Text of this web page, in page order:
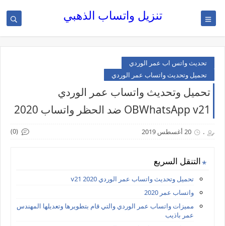
تنزيل واتساب الذهبي
تحديث واتس اب عمر الوردي
تحميل وتحديث واتساب عمر الوردي
تحميل وتحديث واتساب عمر الوردي
OBWhatsApp v21 ضد الحظر واتساب 2020
. 20 أغسطس 2019 (0)
التنقل السريع
تحميل وتحديث واتساب عمر الوردي 2020 v21
واتساب عمر 2020
مميزات واتساب عمر الوردي والتي قام بتطويرها وتعديلها المهندس
عمر باذيب